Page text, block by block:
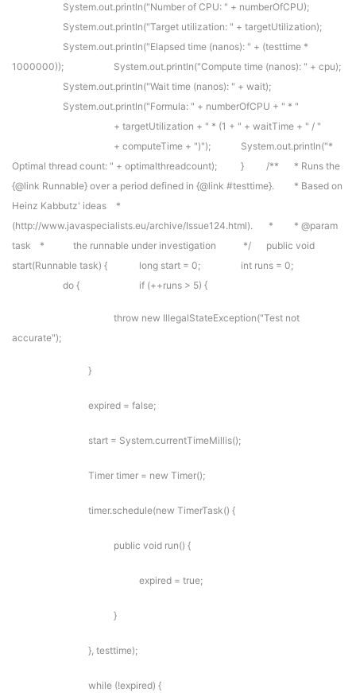
System.out.println("Number of CPU: " + numberOfCPU);
System.out.println("Target utilization: " + targetUtilization);
System.out.println("Elapsed time (nanos): " + (testtime *
1000000));
System.out.println("Compute time (nanos): " + cpu);
System.out.println("Wait time (nanos): " + wait);
System.out.println("Formula: " + numberOfCPU + " * "
+ targetUtilization + " * (1 + " + waitTime + " / "
+ computeTime + ")");
System.out.println("*
Optimal thread count: " + optimalthreadcount);
} /**
* Runs the
{@link Runnable} over a period defined in {@link #testtime}.
* Based on
Heinz Kabbutz' ideas
*
(http://www.javaspecialists.eu/archive/Issue124.html).
*
* @param
task
* the runnable under investigation */
public void
start(Runnable task) {
long start = 0;
int runs = 0;
do {
if (++runs > 5) {
throw new IllegalStateException("Test not
accurate");
}
expired = false;
start = System.currentTimeMillis();
Timer timer = new Timer();
timer.schedule(new TimerTask() {
public void run() {
expired = true;
}
}, testtime);
while (!expired) {